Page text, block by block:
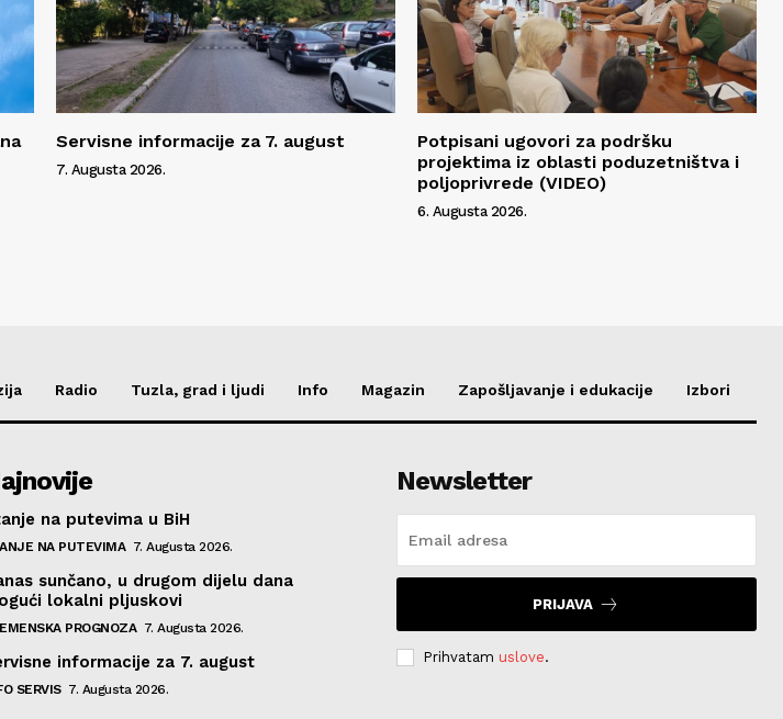
Servisne informacije za 7. august
7. Augusta 2026.
Potpisani ugovori za podršku
projektima iz oblasti poduzetništva i
poljoprivrede (VIDEO)
6. Augusta 2026.
Radio Tuzla, grad i ljudi Info Magazin Zapošljavanje i edukacije Izbori
na putevima u BiH
NA PUTEVIMA 7. Augusta 2026.
sunčano, u drugom dijelu dana
lokalni pljuskovi
PROGNOZA 7. Augusta 2026.
informacije za 7. august
SERVIS 7. Augusta 2026.
Newsletter
PRIJAVA
Prihvatam uslove.